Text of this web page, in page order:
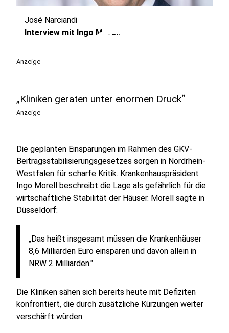
play_circle
José Narciandi
Interview mit Ingo Morell
Anzeige
„Kliniken geraten unter enormen Druck“
Anzeige
Die geplanten Einsparungen im Rahmen des GKV-
Beitragsstabilisierungsgesetzes sorgen in Nordrhein-
Westfalen für scharfe Kritik. Krankenhauspräsident
Ingo Morell beschreibt die Lage als gefährlich für die
wirtschaftliche Stabilität der Häuser. Morell sagte in
Düsseldorf:
„Das heißt insgesamt müssen die Krankenhäuser
8,6 Milliarden Euro einsparen und davon allein in
NRW 2 Milliarden."
Die Kliniken sähen sich bereits heute mit Defiziten
konfrontiert, die durch zusätzliche Kürzungen weiter
verschärft würden.